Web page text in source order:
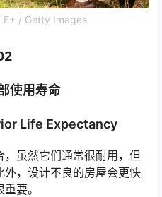
/ Getty Images
使用寿命
Life Expectancy
虽然它们通常很耐用，但
，设计不良的房屋会更快
要。